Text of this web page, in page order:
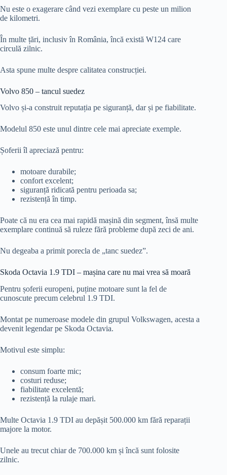
Nu este o exagerare când vezi exemplare cu peste un milion
de kilometri.
În multe țări, inclusiv în România, încă există W124 care
circulă zilnic.
Asta spune multe despre calitatea construcției.
Volvo 850 – tancul suedez
Volvo și-a construit reputația pe siguranță, dar și pe fiabilitate.
Modelul 850 este unul dintre cele mai apreciate exemple.
Șoferii îl apreciază pentru:
motoare durabile;
confort excelent;
siguranță ridicată pentru perioada sa;
rezistență în timp.
Poate că nu era cea mai rapidă mașină din segment, însă multe
exemplare continuă să ruleze fără probleme după zeci de ani.
Nu degeaba a primit porecla de „tanc suedez”.
Skoda Octavia 1.9 TDI – mașina care nu mai vrea să moară
Pentru șoferii europeni, puține motoare sunt la fel de
cunoscute precum celebrul 1.9 TDI.
Montat pe numeroase modele din grupul Volkswagen, acesta a
devenit legendar pe Skoda Octavia.
Motivul este simplu:
consum foarte mic;
costuri reduse;
fiabilitate excelentă;
rezistență la rulaje mari.
Multe Octavia 1.9 TDI au depășit 500.000 km fără reparații
majore la motor.
Unele au trecut chiar de 700.000 km și încă sunt folosite
zilnic.